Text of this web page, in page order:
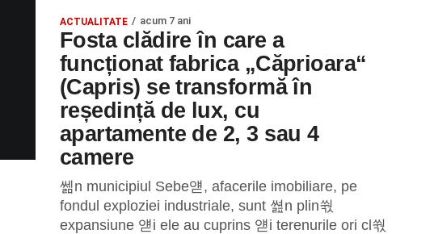
ACTUALITATE acum 7 ani
Fosta clădire în care a
funcționat fabrica „Căprioara“
(Capris) se transformă în
reședință de lux, cu
apartamente de 2, 3 sau 4
camere
쎎n municipiul Sebe얟, afacerile imobiliare, pe
fondul exploziei industriale, sunt 쎮n plin쒃
expansiune 얟i ele au cuprins 얟i terenurile ori cl쒃